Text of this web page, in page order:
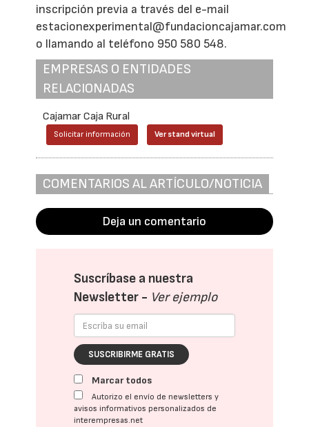
inscripción previa a través del e-mail
estacionexperimental@fundacioncajamar.com
o llamando al teléfono 950 580 548.
EMPRESAS O ENTIDADES
RELACIONADAS
Cajamar Caja Rural
Solicitar información Ver stand virtual
COMENTARIOS AL ARTÍCULO/NOTICIA
Deja un comentario
Suscríbase a nuestra
Newsletter - Ver ejemplo
SUSCRIBIRME GRATIS
Marcar todos
Autorizo el envío de newsletters y
avisos informativos personalizados de
interempresas.net